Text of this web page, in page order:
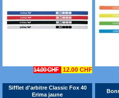
14.00 CHF 12.00 CHF
Sifflet d'arbitre Classic Fox 40
Erima jaune